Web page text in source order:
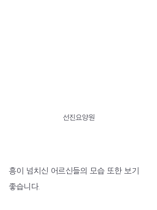
선진요양원
흥이 넘치신 어르신들의 모습 또한 보기
좋습니다.